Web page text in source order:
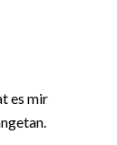
es mir